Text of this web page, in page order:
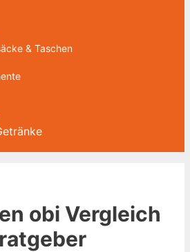
& Taschen
obi Vergleich